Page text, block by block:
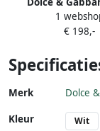
Portofino
1
€ 198,-
Merk Dolce
Kleur Wit